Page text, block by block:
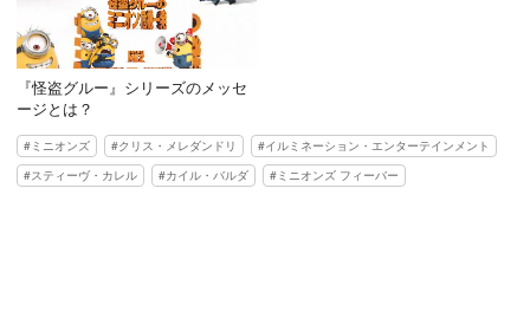
『怪盗グルー』シリーズのメッセ
ージとは？
ミニオンズ クリス・メレダンドリ
イルミネーション・エンターテインメント
スティーヴ・カレル
カイル・バルダ ミニオンズ フィーバー